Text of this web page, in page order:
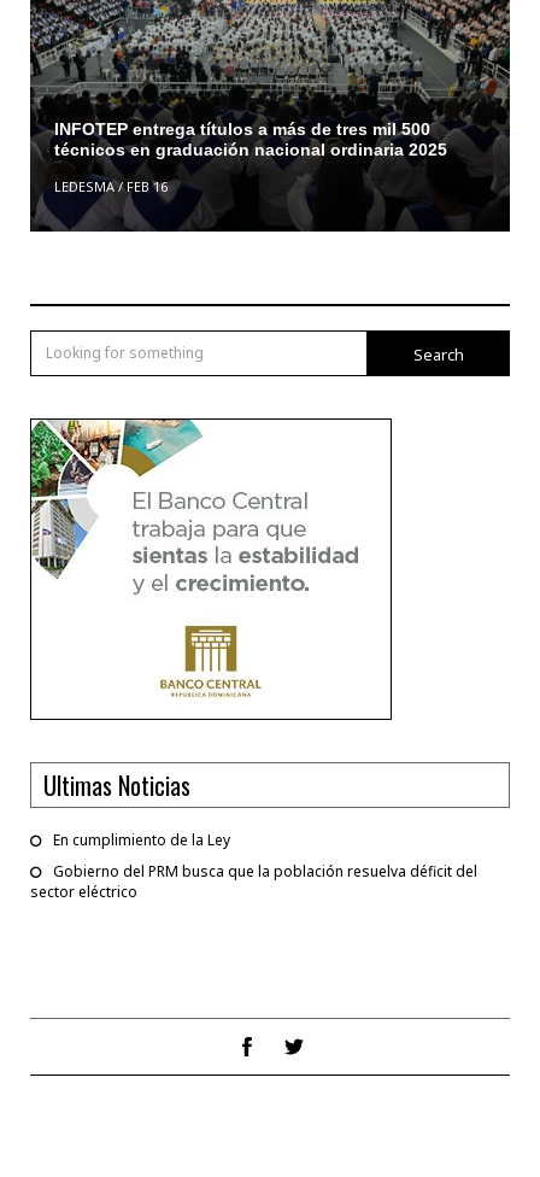
INFOTEP entrega títulos a más de tres mil 500
técnicos en graduación nacional ordinaria 2025
LEDESMA/FEB 16
Search
Ultimas Noticias
En cumplimiento de la Ley
Gobierno del PRM busca que la población resuelva déficit del
sector eléctrico